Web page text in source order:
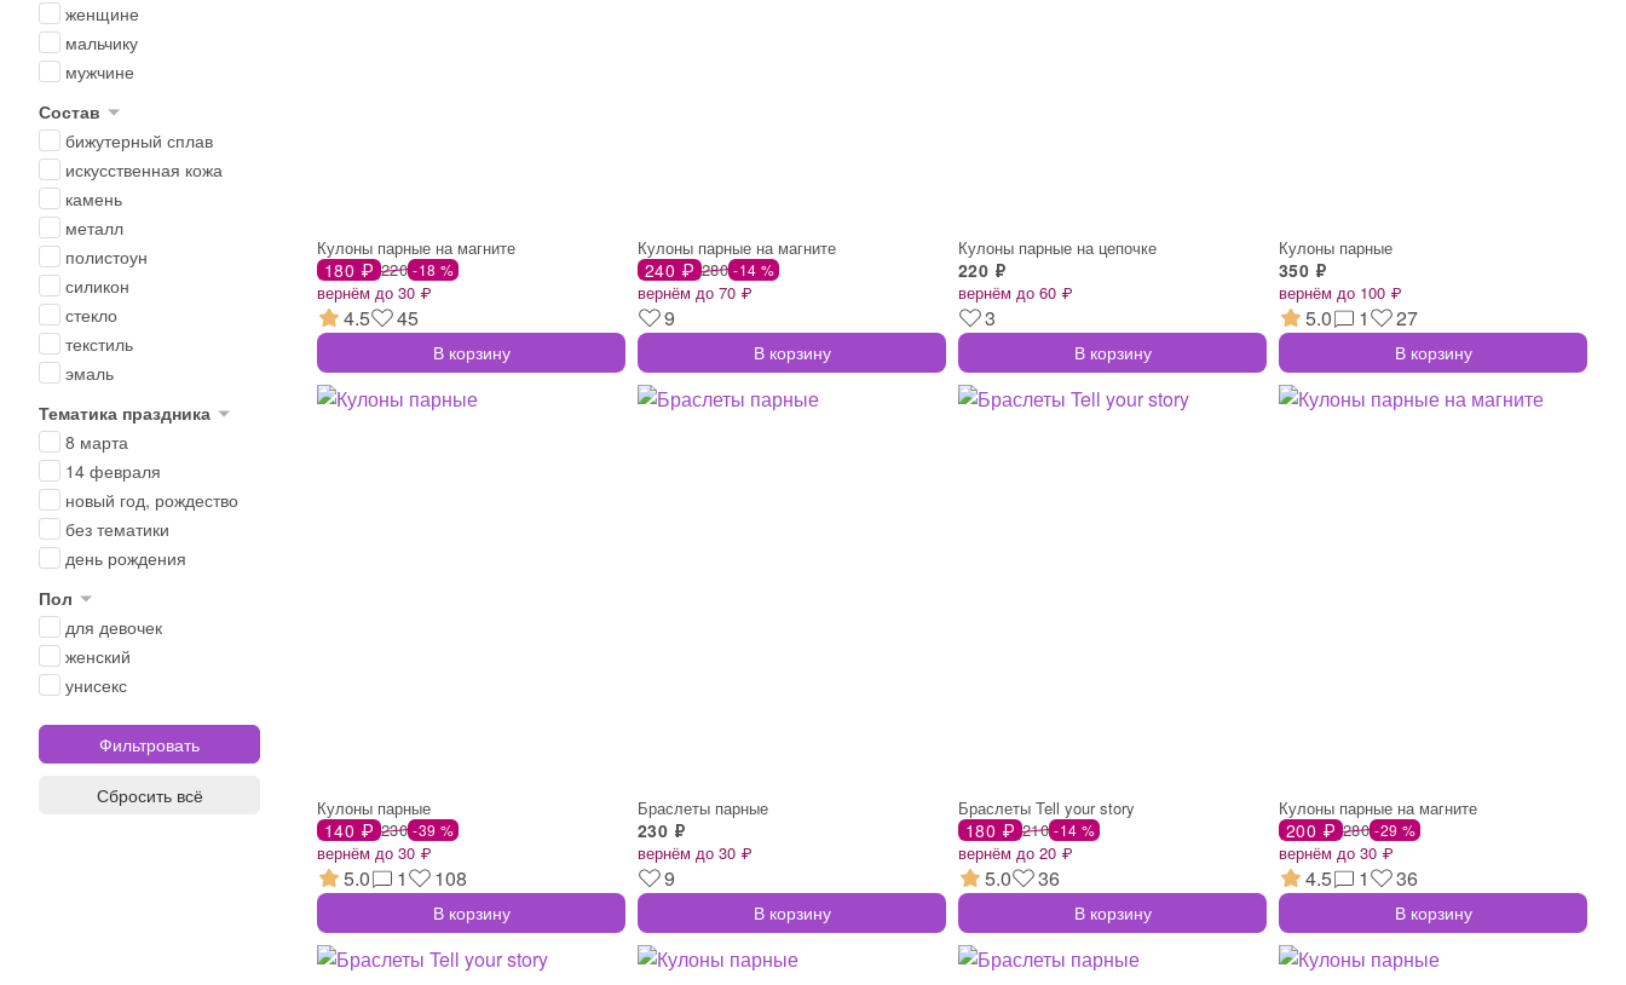
женщине
мальчику
мужчине
Состав
бижутерный сплав
искусственная кожа
камень
металл
полистоун
силикон
стекло
текстиль
эмаль
Тематика праздника
8 марта
14 февраля
новый год, рождество
без тематики
день рождения
Пол
для девочек
женский
унисекс
Сбросить всё
Кулоны парные на магните
180 ₽ 220 -18 %
вернём до 30 ₽
4.5 45
В корзину
Кулоны парные на магните
240 ₽ 280 -14 %
вернём до 70 ₽
9
В корзину
Кулоны парные на цепочке
220 ₽
вернём до 60 ₽
3
В корзину
Кулоны парные
350 ₽
вернём до 100 ₽
5.0 1 27
В корзину
Кулоны парные
140 ₽ 230 -39 %
вернём до 30 ₽
5.0 1 108
В корзину
Браслеты парные
230 ₽
вернём до 30 ₽
9
В корзину
Браслеты Tell your story
180 ₽ 210 -14 %
вернём до 20 ₽
5.0 36
В корзину
Кулоны парные на магните
200 ₽ 280 -29 %
вернём до 30 ₽
4.5 1 36
В корзину